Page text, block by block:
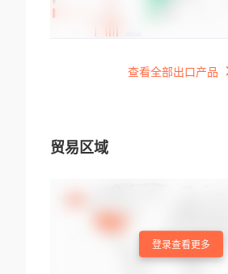
查看全部出口产品
贸易区域
登录查看更多